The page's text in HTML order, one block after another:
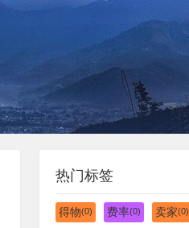
热门标签
得物(0) 费率(0) 卖家(0)